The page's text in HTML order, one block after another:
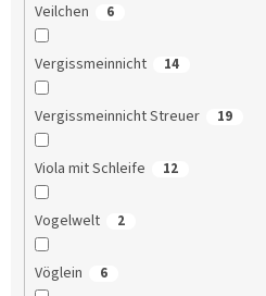
Veilchen 6
Vergissmeinnicht 14
Vergissmeinnicht Streuer 19
Viola mit Schleife 12
Vogelwelt 2
Vöglein 6